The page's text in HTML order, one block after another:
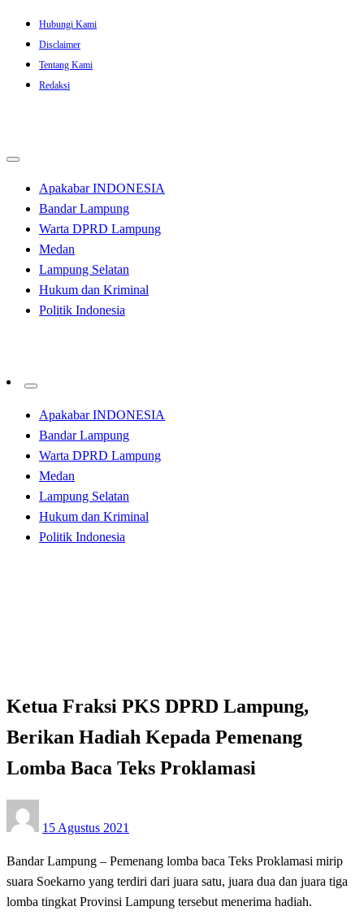
Skip
content
Hubungi Kami
Disclaimer
Tentang Kami
Redaksi
Apakabar INDONESIA
Bandar Lampung
Warta DPRD Lampung
Medan
Lampung Selatan
Hukum dan Kriminal
Politik Indonesia
Apakabar INDONESIA
Bandar Lampung
Warta DPRD Lampung
Medan
Lampung Selatan
Hukum dan Kriminal
Politik Indonesia
Ketua Fraksi PKS DPRD Lampung,
Berikan Hadiah Kepada Pemenang
Lomba Baca Teks Proklamasi
on
15 Agustus 2021
Bandar Lampung – Pemenang lomba baca Teks Proklamasi mirip
suara Soekarno yang terdiri dari juara satu, juara dua dan juara tiga
lomba tingkat Provinsi Lampung tersebut menerima hadiah.